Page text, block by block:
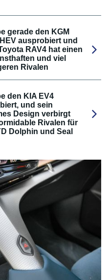
gerade den KGM
ausprobiert und
RAV4 hat einen
und viel
Rivalen
den KIA EV4
und sein
Design verbirgt
Rivalen für
Dolphin und Seal